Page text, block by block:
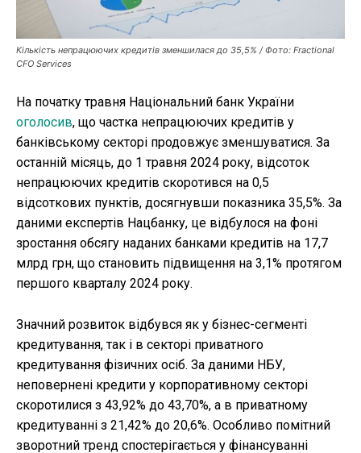
Курс валют
Кількість непрацюючих кредитів зменшилася до 35,5% / Фото: Fractional
CFO Services
На початку травня Національний банк України
оголосив, що частка непрацюючих кредитів у
банківському секторі продовжує зменшуватися. За
останній місяць, до 1 травня 2024 року, відсоток
непрацюючих кредитів скоротився на 0,5
відсоткових пунктів, досягнувши показника 35,5%. За
даними експертів Нацбанку, це відбулося на фоні
зростання обсягу наданих банками кредитів на 17,7
млрд грн, що становить підвищення на 3,1% протягом
першого кварталу 2024 року.
Значний розвиток відбувся як у бізнес-сегменті
кредитування, так і в секторі приватного
кредитування фізичних осіб. За даними НБУ,
неповернені кредити у корпоративному секторі
скоротилися з 43,92% до 43,70%, а в приватному
кредитуванні з 21,42% до 20,6%. Особливо помітний
зворотний тренд спостерігається у фінансуванні